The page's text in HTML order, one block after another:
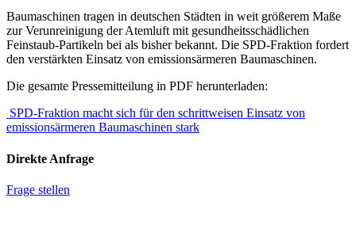
Baumaschinen tragen in deutschen Städten in weit größerem Maße
zur Verunreinigung der Atemluft mit gesundheitsschädlichen
Feinstaub-Partikeln bei als bisher bekannt. Die SPD-Fraktion fordert
den verstärkten Einsatz von emissionsärmeren Baumaschinen.
Die gesamte Pressemitteilung in PDF herunterladen:
SPD-Fraktion macht sich für den schrittweisen Einsatz von
emissionsärmeren Baumaschinen stark
Direkte Anfrage
Frage stellen